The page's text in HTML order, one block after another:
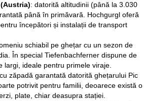
: datorită altitudinii (până la 3.030
până în primăvară. Hochgurgl oferă
începători și instalații de transport
schiabil pe ghețar cu un sezon de
În special Tiefenbachferner dispune de
largi, ideale pentru primele viraje.
zăpadă garantată datorită ghețarului Pic
potrivit pentru familii, deoarece există o
plate, chiar deasupra stației.